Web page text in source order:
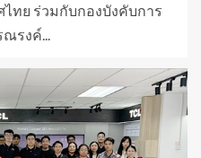
ทย ร่วมกับกองบังคับการ
ณรงค์...